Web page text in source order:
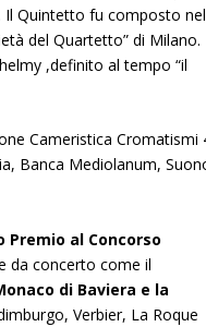
Il Quintetto fu composto nel
del Quartetto” di Milano.
,definito al tempo “il
Cameristica Cromatismi
Banca Mediolanum,
Premio al Concorso
da concerto come il
di Baviera e la
Verbier, La Roque